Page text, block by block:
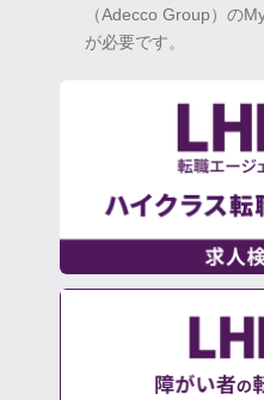
（Adecco Group）の
が必要です。